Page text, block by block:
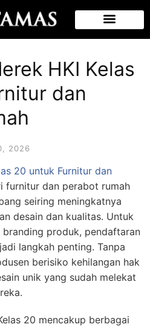
HKI Kelas
dan
2026
20 untuk Furnitur dan
furnitur dan perabot rumah
seiring meningkatnya
desain dan kualitas. Untuk
produk, pendaftaran
langkah penting. Tanpa
berisiko kehilangan hak
unik yang sudah melekat
20 mencakup berbagai